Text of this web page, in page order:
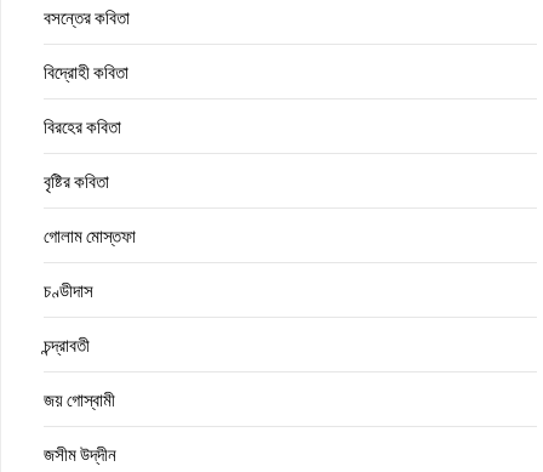
বসন্তের কবিতা
বিদ্রোহী কবিতা
বিরহের কবিতা
বৃষ্টির কবিতা
গোলাম মোস্তফা
চণ্ডীদাস
চন্দ্রাবতী
জয় গোস্বামী
জসীম উদ্‌দীন